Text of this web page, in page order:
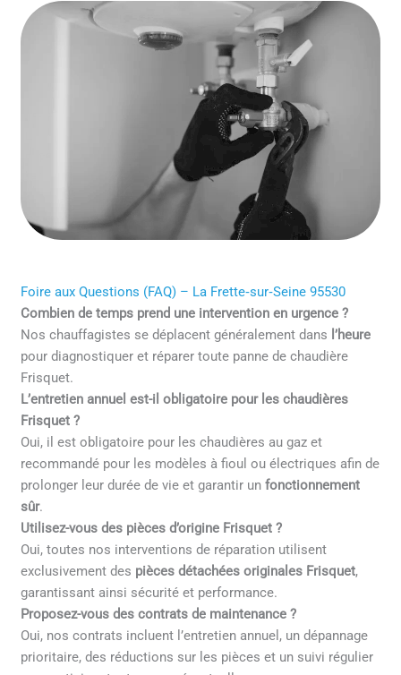
Foire aux Questions (FAQ) – La Frette‑sur‑Seine 95530
Combien de temps prend une intervention en urgence ?
Nos chauffagistes se déplacent généralement dans l’heure
pour diagnostiquer et réparer toute panne de chaudière
Frisquet.
L’entretien annuel est-il obligatoire pour les chaudières
Frisquet ?
Oui, il est obligatoire pour les chaudières au gaz et
recommandé pour les modèles à fioul ou électriques afin de
prolonger leur durée de vie et garantir unfonctionnement
sûr.
Utilisez-vous des pièces d’origine Frisquet ?
Oui, toutes nos interventions de réparation utilisent
exclusivement des pièces détachées originales Frisquet,
garantissant ainsi sécurité et performance.
Proposez-vous des contrats de maintenance ?
Oui, nos contrats incluent l’entretien annuel, un dépannage
prioritaire, des réductions sur les pièces et un suivi régulier